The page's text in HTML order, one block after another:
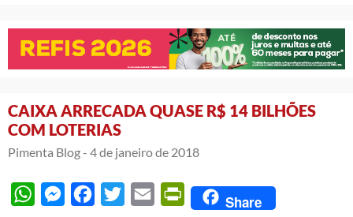
CAIXA ARRECADA QUASE R$ 14 BILHÕES
COM LOTERIAS
Pimenta Blog - 4 de janeiro de 2018
WhatsAppMessengerFacebook
Twitter Email PrintFriendly
Share